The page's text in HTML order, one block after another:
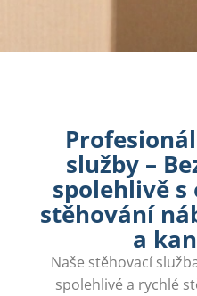
služby –
spolehlivě
stěhování
a
Naše stěhovací
spolehlivé a rychlé